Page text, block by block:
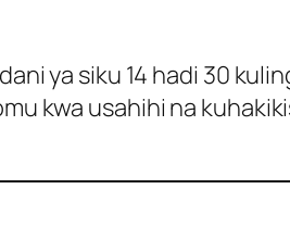
ya siku 14 hadi 30
kwa usahihi na